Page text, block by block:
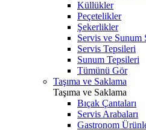
Küllükler
Peçetelikler
Şekerlikler
Servis ve Sunum
Servis Tepsileri
Sunum Tepsileri
Tümünü Gör
Taşıma ve Saklama
Taşıma ve Saklama
Bıçak Çantaları
Servis Arabaları
Gastronom